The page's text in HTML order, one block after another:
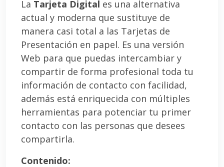
La Tarjeta Digital es una alternativa
actual y moderna que sustituye de
manera casi total a las Tarjetas de
Presentación en papel. Es una versión
Web para que puedas intercambiar y
compartir de forma profesional toda tu
información de contacto con facilidad,
además está enriquecida con múltiples
herramientas para potenciar tu primer
contacto con las personas que desees
compartirla.
Contenido: